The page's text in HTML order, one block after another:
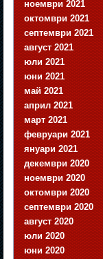
ноември 2021
октомври 2021
септември 2021
август 2021
юли 2021
юни 2021
май 2021
април 2021
март 2021
февруари 2021
януари 2021
декември 2020
ноември 2020
октомври 2020
септември 2020
август 2020
юли 2020
юни 2020